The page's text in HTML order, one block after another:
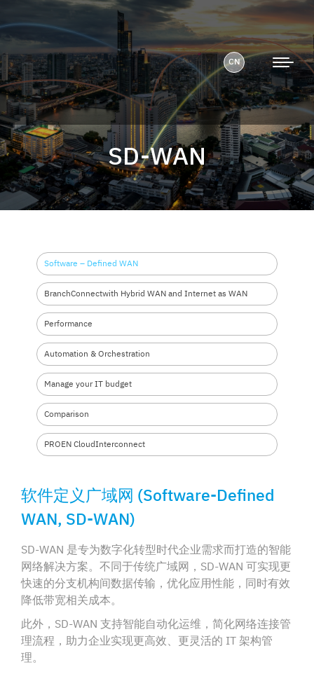
CN
SD-WAN
Software – Defined WAN
BranchConnectwith Hybrid WAN and Internet as WAN
Performance
Automation &Orchestration
Manage yourIT budget
Comparison
PROEN CloudInterconnect
软件定义广域网 (Software-Defined
WAN, SD-WAN)
SD-WAN 是专为数字化转型时代企业需求而打造的智能
网络解决方案。不同于传统广域网，SD-WAN 可实现更
快速的分支机构间数据传输，优化应用性能，同时有效
降低带宽相关成本。
此外，SD-WAN 支持智能自动化运维，简化网络连接管
理流程，助力企业实现更高效、更灵活的 IT 架构管
理。